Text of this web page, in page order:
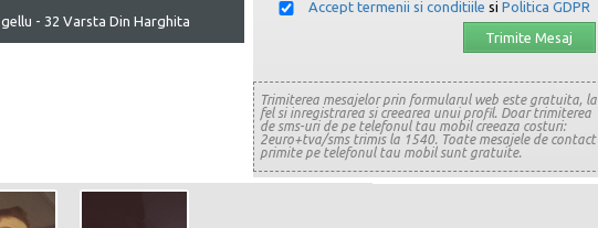
gellu - 32 Varsta Din Harghita
Accept termenii si conditiile si Politica GDPR
Trimiterea mesajelor prin formularul web este gratuita, la
fel si inregistrarea si creearea unui profil. Doar trimiterea
de sms-uri de pe telefonul tau mobil creeaza costuri:
2euro+tva/sms trimis la 1540. Toate mesajele de contact
primite pe telefonul tau mobil sunt gratuite.